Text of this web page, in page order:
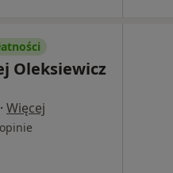
Oleksiewicz
· Więcej